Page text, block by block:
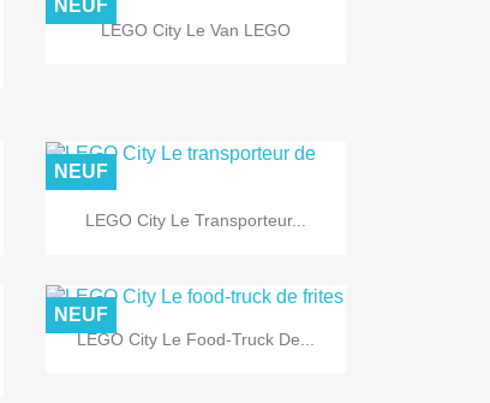
 Aperçu rapide
LEGO City Le Van LEGO
NEUF
 Aperçu rapide
LEGO City Le Transporteur...
NEUF
 Aperçu rapide
LEGO City Le Food-Truck De...
NEUF